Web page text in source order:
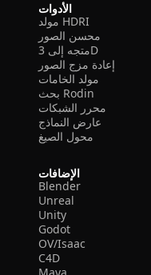
الأدوات
مولد HDRI
محسن الصور
متجه إلى 3D
إعادة مزج الصور
مولد الخامات
بحث Rodin
محرر الشبكات
عارض النماذج
محول الصيغ
الإضافات
Blender
Unreal
Unity
Godot
OV/Isaac
C4D